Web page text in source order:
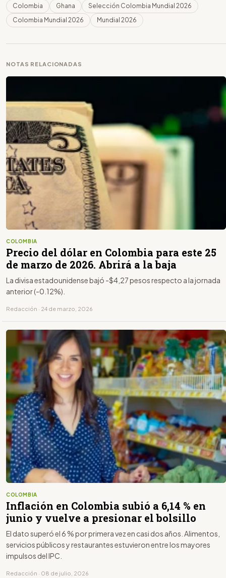
Colombia Ghana
Selección Colombia Mundial 2026
Colombia Mundial 2026
Mundial 2026
NOTAS RELACIONADAS
COLOMBIA
Precio del dólar en Colombia para este 25
de marzo de 2026. Abrirá a la baja
La divisa estadounidense bajó -$4,27 pesos respecto a la jornada
anterior (-0.12%).
Redacción · 24 de marzo, 2026
COLOMBIA
Inflación en Colombia subió a 6,14 % en
junio y vuelve a presionar el bolsillo
El dato superó el 6 % por primera vez en casi dos años. Alimentos,
servicios públicos y restaurantes estuvieron entre los mayores
impulsos del IPC.
Redacción · 08 de julio, 2026